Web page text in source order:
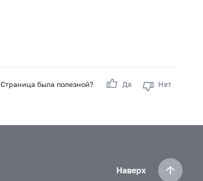
Страница была полезной? Да Нет
Наверх